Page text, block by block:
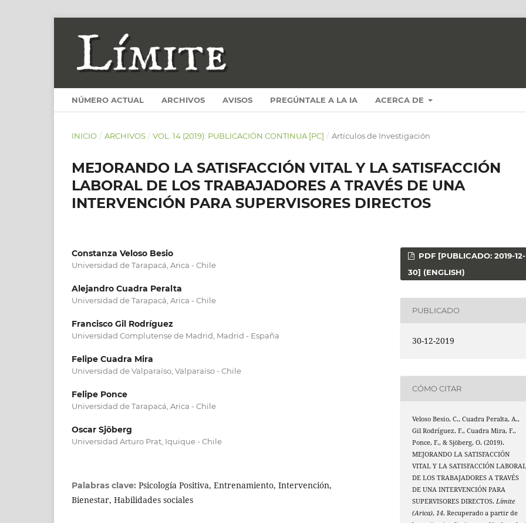
NÚMERO ACTUAL ARCHIVOS AVISOS PREGÚNTALE A LA IA ACERCA DE
INICIO / ARCHIVOS / VOL. 14 (2019): PUBLICACIÓN CONTINUA [PC] / Artículos de Investigación
MEJORANDO LA SATISFACCIÓN VITAL Y LA SATISFACCIÓN
LABORAL DE LOS TRABAJADORES A TRAVÉS DE UNA
INTERVENCIÓN PARA SUPERVISORES DIRECTOS
Constanza Veloso Besio
Universidad de Tarapacá, Arica - Chile
Alejandro Cuadra Peralta
Universidad de Tarapacá, Arica - Chile
Francisco Gil Rodríguez
Universidad Complutense de Madrid, Madrid - España
Felipe Cuadra Mira
Universidad de Valparaíso, Valparaíso - Chile
Felipe Ponce
Universidad de Tarapacá, Arica - Chile
Oscar Sjöberg
Universidad Arturo Prat, Iquique - Chile
Palabras clave: Psicología Positiva, Entrenamiento, Intervención,
Bienestar, Habilidades sociales
PDF [PUBLICADO: 2019-12-
30] (ENGLISH)
PUBLICADO
30-12-2019
CÓMO CITAR
Veloso Besio, C., Cuadra Peralta, A.,
Gil Rodríguez, F., Cuadra Mira, F.,
Ponce, F., & Sjöberg, O. (2019).
MEJORANDO LA SATISFACCIÓN
VITAL Y LA SATISFACCIÓN
DE LOS TRABAJADORES A TRAVÉS
DE UNA INTERVENCIÓN PARA
SUPERVISORES DIRECTOS.Límite
(Arica),14. Recuperado a partir de